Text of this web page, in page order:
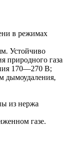
в режимах
Устойчиво
природного газа
170—270 В;
дымоудаления,
из нержа
газе.